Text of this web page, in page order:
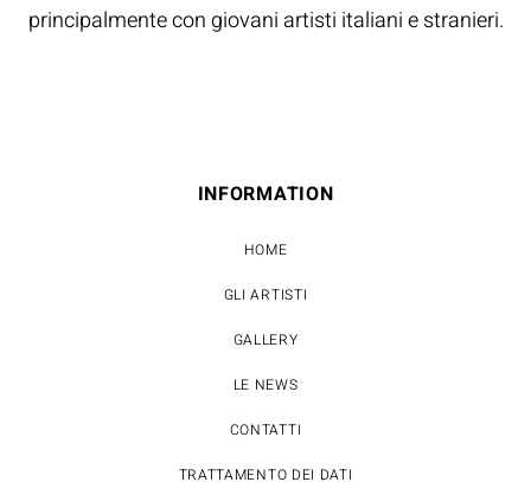
principalmente con giovani artisti italiani e stranieri.
INFORMATION
HOME
GLI ARTISTI
GALLERY
LE NEWS
CONTATTI
TRATTAMENTO DEI DATI